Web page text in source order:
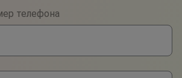
телефона